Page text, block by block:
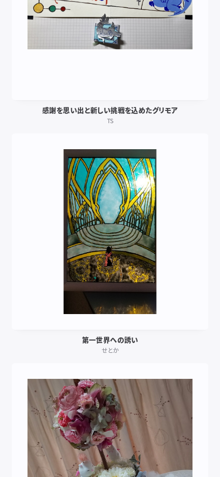
感謝を思い出と新しい挑戦を込めたグリモア
TS
第一世界への誘い
せとか